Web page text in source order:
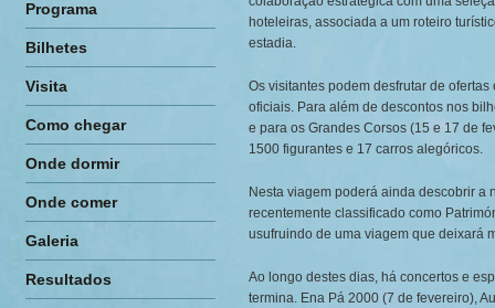
Programa
Bilhetes
Visita
Como chegar
Onde dormir
Onde comer
Galeria
Resultados
hoteleiras, associada a um roteiro
estadia.
Os visitantes podem desfrutar de
oficiais. Para além de descontos nos
e para os Grandes Corsos (15 e 17 de
1500 figurantes e 17 carros alegóricos.
Nesta viagem poderá ainda descobrir a
recentemente classificado como
usufruindo de uma viagem que deixará
Ao longo destes dias, há concertos e
termina. Ena Pá 2000 (7 de fevereiro),